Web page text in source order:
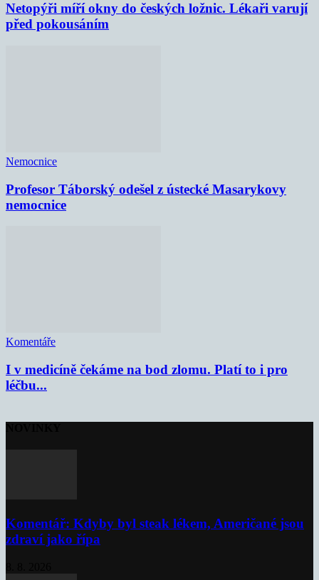
Netopýři míří okny do českých ložnic. Lékaři varují
před pokousáním
Nemocnice
Profesor Táborský odešel z ústecké Masarykovy
nemocnice
Komentáře
I v medicíně čekáme na bod zlomu. Platí to i pro
léčbu...
Komentář: Kdyby byl steak lékem, Američané jsou
zdraví jako řípa